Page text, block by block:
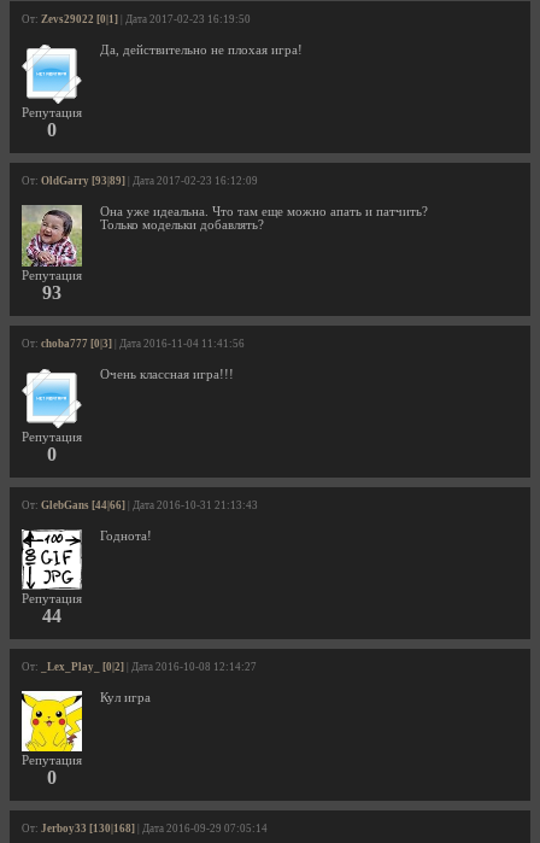
От: Zevs29022 [0|1] | Дата 2017-02-23 16:19:50
Репутация
0
Да, действительно не плохая игра!
От: OldGarry [93|89] | Дата 2017-02-23 16:12:09
Репутация
93
Она уже идеальна. Что там еще можно апать и патчить?
Только модельки добавлять?
От: choba777 [0|3] | Дата 2016-11-04 11:41:56
Репутация
0
Очень классная игра!!!
От: GlebGans [44|66] | Дата 2016-10-31 21:13:43
Репутация
44
Годнота!
От: _Lex_Play_ [0|2] | Дата 2016-10-08 12:14:27
Репутация
0
Кул игра
От: Jerboy33 [130|168] | Дата 2016-09-29 07:05:14